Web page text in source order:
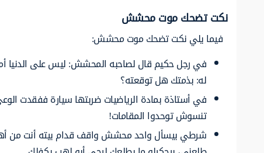
نكت تضحك موت محشش
فيما يلي نكت تضحك موت محشش:
في رجل حكيم قال لصاحبه المحشش: ليس على الدنيا
له: بذمتك هل توقعته؟
في أستاذة بمادة الرياضيات ضربتها سيارة ففقدت
تنسوش توحدوا المقامات!
شرطي بيسأل واحد محشش واقف قدام بيته أنت من